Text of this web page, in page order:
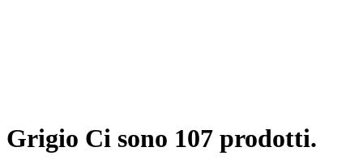
Grigio Ci sono 107 prodotti.